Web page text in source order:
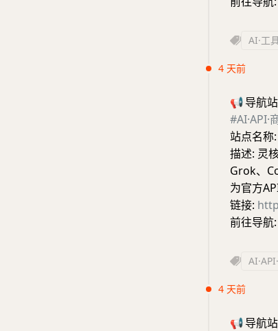
AI·工
4 天前
📢导航
#AI·API·
站点名
描述: 灵
Grok、
为官方
链接:
前往导航:
4 天前
📢导航